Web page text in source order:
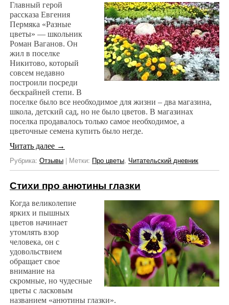
Главный герой
рассказа Евгения
Пермяка «Разные
цветы» — школьник
Роман Ваганов. Он
жил в поселке
Никитово, который
совсем недавно
построили посреди
бескрайней степи. В
поселке было все необходимое для жизни – два магазина,
школа, детский сад, но не было цветов. В магазинах
поселка продавалось только самое необходимое, а
цветочные семена купить было негде.
Читать далее →
Рубрика: Отзывы | Метки: Про цветы, Читательский дневник
Стихи про анютины глазки
Когда великолепие
ярких и пышных
цветов начинает
утомлять взор
человека, он с
удовольствием
обращает свое
внимание на
скромные, но чудесные
цветы с ласковым
названием «анютины глазки».